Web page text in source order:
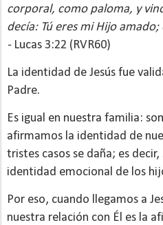
corporal, como paloma, y
decía: Tú eres mi Hijo
-Lucas 3:22 (RVR60)
La identidad de Jesús fue
Padre.
Es igual en nuestra familia:
afirmamos la identidad de
tristes casos se daña; es
identidad emocional de los
Por eso, cuando llegamos a
nuestra relación con Él es la